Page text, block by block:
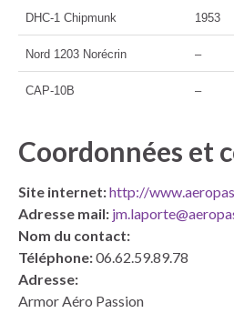
DHC-1 Chipmunk 1953
Nord 1203 Norécrin –
CAP-10B –
Coordonnées et
Site internet:http://
Adresse mail:
Nom du contact:
Téléphone:06.62.59.89.78
Adresse:
Armor Aéro Passion